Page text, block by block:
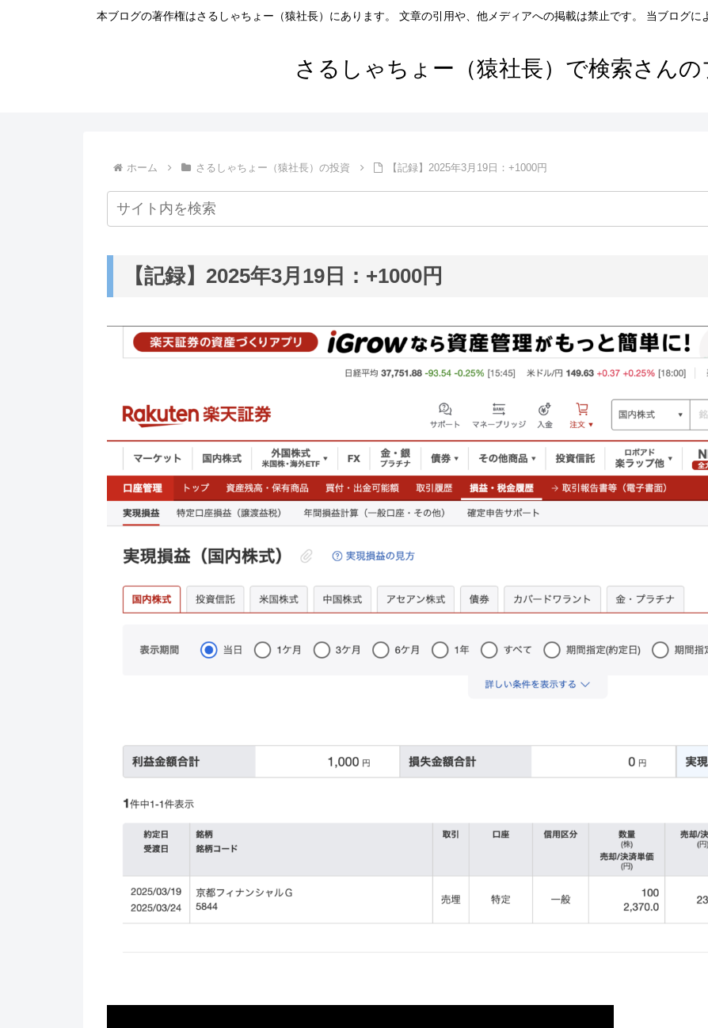
本ブログの著作権はさるしゃちょー（猿社長）にあります。 文章の引用や、他メディアへの掲載は禁止です。 当ブログに
さるしゃちょー（猿社長）で検索さん
ホーム さるしゃちょー（猿社長）の投資 【記録】2025年3月19日：+1000円
【記録】2025年3月19日：+1000円